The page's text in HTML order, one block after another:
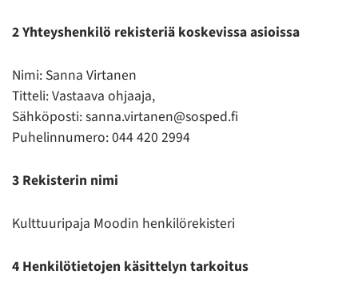
2 Yhteyshenkilö rekisteriä koskevissa asioissa
Nimi: Sanna Virtanen
Titteli: Vastaava ohjaaja,
Sähköposti: sanna.virtanen@sosped.fi
Puhelinnumero: 044 420 2994
3 Rekisterin nimi
Kulttuuripaja Moodin henkilörekisteri
4 Henkilötietojen käsittelyn tarkoitus